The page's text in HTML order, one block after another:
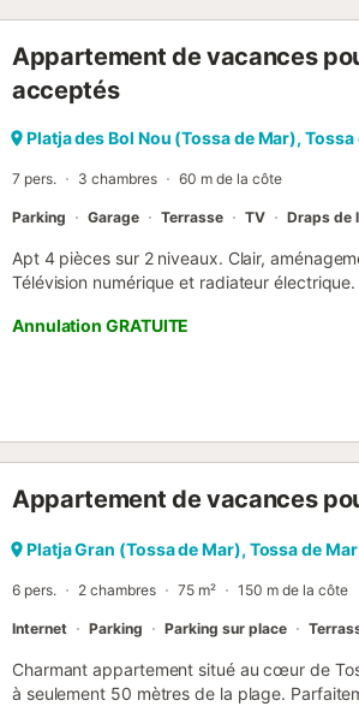
Appartement de vacances
acceptés
Platja des Bol Nou (Tossa de Mar), Tossa
7 pers. 3 chambres 60 m de la côte
Parking Garage Terrasse TV Draps de
Apt 4 pièces sur 2 niveaux. Clair,
Télévision numérique et radiateur
avec: 1 grand-lit et radiateur électrique. 1
Chauffage au gaz. Grande terrasse 12 m2.
Annulation GRATUITE
Appartement de vacances
Platja Gran (Tossa de Mar), Tossa de Mar
6 pers. 2 chambres 75 m² 150 m de la côte
Internet Parking Parking sur place
Charmant appartement situé au cœur de
à seulement 50 mètres de la plage.